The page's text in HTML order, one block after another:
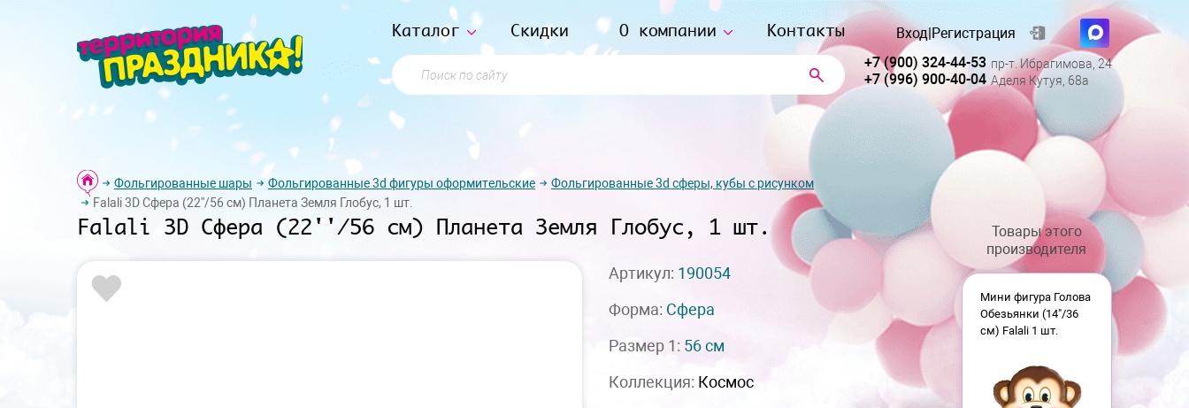
Каталог Скидки О компании Контакты
Поиск по сайту
Вход|Регистрация
+7 (900) 324-44-53 пр-т. Ибрагимова, 24
+7 (996) 900-40-04 Аделя Кутуя, 68а
Фольгированные шары Фольгированные 3d фигуры оформительские
Фольгированные 3d сферы, кубы с рисунком
Falali 3D Сфера (22''/56 см) Планета Земля Глобус, 1 шт.
Falali 3D Сфера (22''/56 см) Планета Земля Глобус, 1 шт.
Артикул: 190054
Форма: Сфера
Размер 1: 56 см
Коллекция: Космос
Товары этого
производителя
Мини фигура Голова
Обезьянки (14"/36
см) Falali 1 шт.